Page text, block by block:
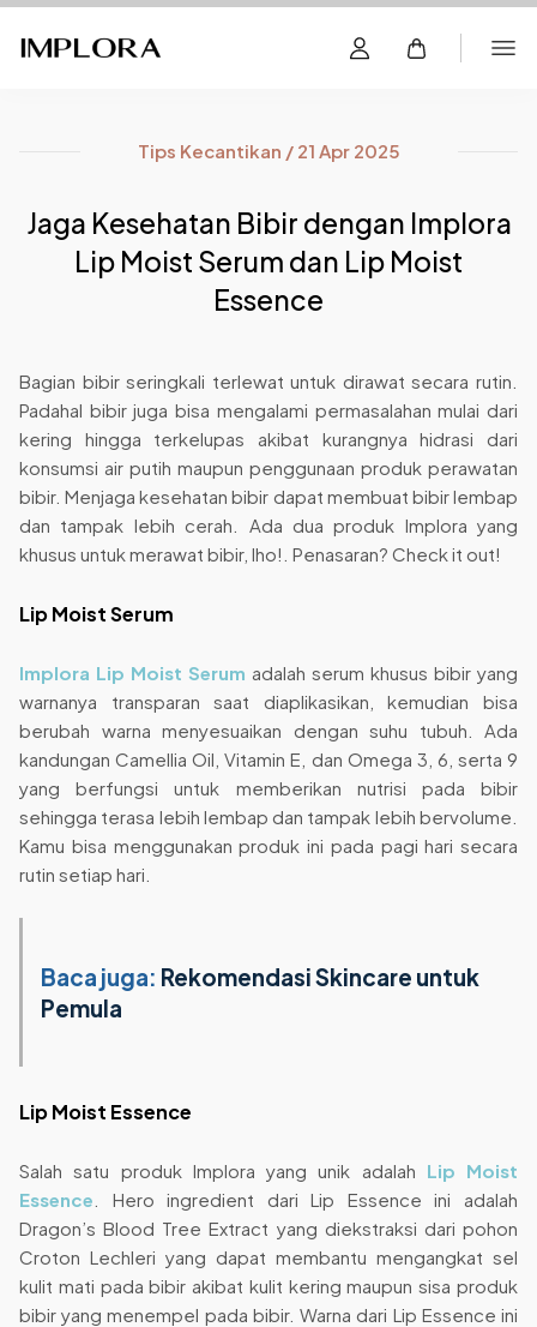
Tips Kecantikan / 21 Apr 2025
Jaga Kesehatan Bibir dengan Implora
Lip Moist Serum dan Lip Moist
Essence
Bagian bibir seringkali terlewat untuk dirawat secara rutin.
Padahal bibir juga bisa mengalami permasalahan mulai dari
kering hingga terkelupas akibat kurangnya hidrasi dari
konsumsi air putih maupun penggunaan produk perawatan
bibir. Menjaga kesehatan bibir dapat membuat bibir lembap
dan tampak lebih cerah. Ada dua produk Implora yang
khusus untuk merawat bibir, lho!. Penasaran? Check it out!
Lip Moist Serum
Implora Lip Moist Serum adalah serum khusus bibir yang
warnanya transparan saat diaplikasikan, kemudian bisa
berubah warna menyesuaikan dengan suhu tubuh. Ada
kandungan Camellia Oil, Vitamin E, dan Omega 3, 6, serta 9
yang berfungsi untuk memberikan nutrisi pada bibir
sehingga terasa lebih lembap dan tampak lebih bervolume.
Kamu bisa menggunakan produk ini pada pagi hari secara
rutin setiap hari.
Baca juga: Rekomendasi Skincare untuk
Pemula
Lip Moist Essence
Salah satu produk Implora yang unik adalah Lip Moist
Essence . Hero ingredient dari Lip Essence ini adalah
Dragon’s Blood Tree Extract yang diekstraksi dari pohon
Croton Lechleri yang dapat membantu mengangkat sel
kulit mati pada bibir akibat kulit kering maupun sisa produk
bibir yang menempel pada bibir. Warna dari Lip Essence ini